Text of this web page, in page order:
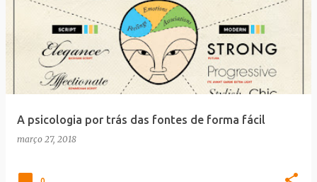
A psicologia por trás das fontes de forma fácil
março 27, 2018